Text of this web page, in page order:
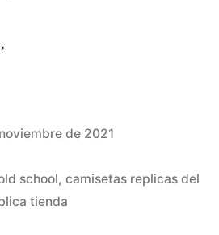
de 2021
school, camisetas replicas del
tienda